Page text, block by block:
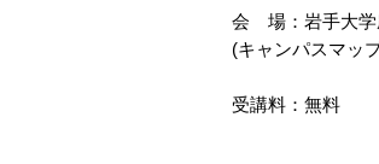
会 場：岩手大学
(キャンパスマッ
受講料：無料